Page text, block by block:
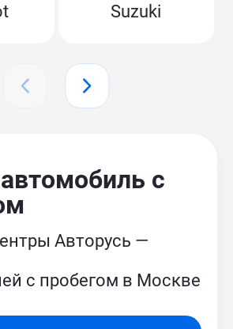
Suzuki
с
Авторусь —
с пробегом в Москве